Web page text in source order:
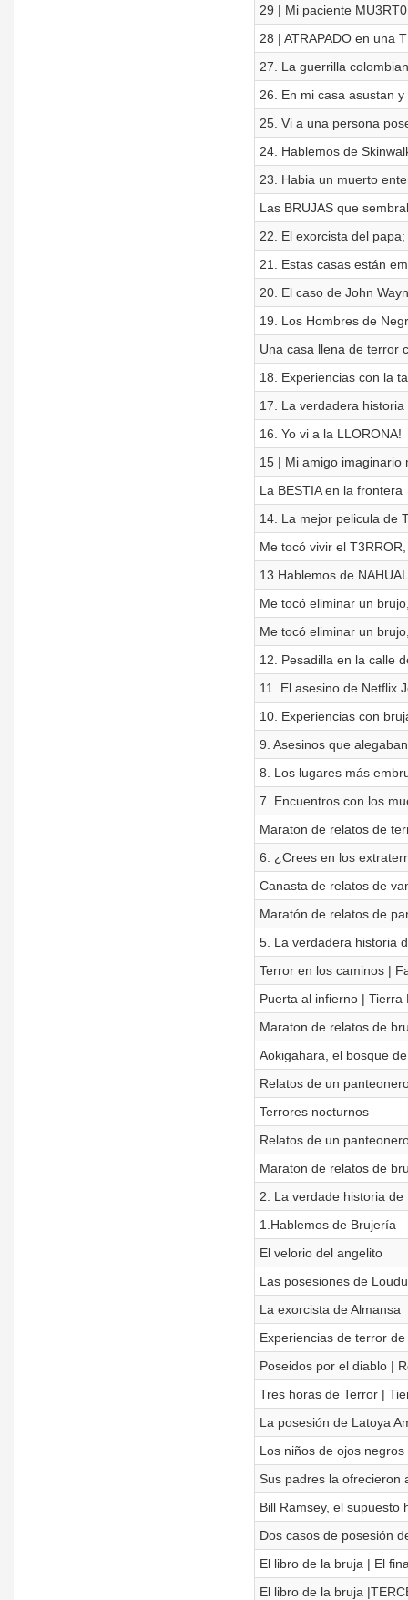
29 | Mi paciente
28 | ATRAPADO en una
27. La guerrilla
26. En mi casa asustan
25. Vi a una persona
24. Hablemos de
23. Habia un muerto
Las BRUJAS que
22. El exorcista del
21. Estas casas están
20. El caso de John
19. Los Hombres de
Una casa llena de terror
18. Experiencias con la
17. La verdadera
16. Yo vi a la LLORONA!
15 | Mi amigo imaginario
La BESTIA en la frontera
14. La mejor pelicula de
Me tocó vivir el
13.Hablemos de
Me tocó eliminar un
Me tocó eliminar un
12. Pesadilla en la calle
11. El asesino de Netflix
10. Experiencias con
9. Asesinos que
8. Los lugares más
7. Encuentros con los
Maraton de relatos de
6. ¿Crees en los
Canasta de relatos de
Maratón de relatos de
5. La verdadera historia
Terror en los caminos |
Puerta al infierno | Tierra
Maraton de relatos de
Aokigahara, el bosque
Relatos de un
Terrores nocturnos
Relatos de un
Maraton de relatos de
2. La verdade historia de
1.Hablemos de Brujería
El velorio del angelito
Las posesiones de
La exorcista de Almansa
Experiencias de terror
Poseidos por el diablo |
Tres horas de Terror |
La posesión de Latoya
Los niños de ojos negros
Sus padres la ofrecieron
Bill Ramsey, el supuesto
Dos casos de posesión
El libro de la bruja | El
El libro de la bruja